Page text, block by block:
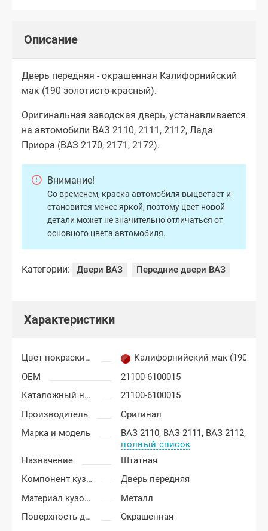
Описание
Дверь передняя - окрашенная Калифорнийский
мак (190 золотисто-красный).
Оригинальная заводская дверь, устанавливается
на автомобили ВАЗ 2110, 2111, 2112, Лада
Приора (ВАЗ 2170, 2171, 2172).
Внимание!
Со временем, краска автомобиля выцветает и
становится менее яркой, поэтому цвет новой
детали может не значительно отличаться от
основного цвета автомобиля.
Категории: Двери ВАЗ Передние двери ВАЗ
Характеристики
Цвет покраски Лада Приора
Калифорнийский мак (190
OEM
21100-6100015
Каталожный номер
21100-6100015
Производитель
Оригинал
Марка и модель
ВАЗ 2110, ВАЗ 2111, ВАЗ 2112,
полный список
Назначение
Штатная
Компонент кузова
Дверь передняя
Материал кузовных деталей
Металл
Поверхность двери
Окрашенная